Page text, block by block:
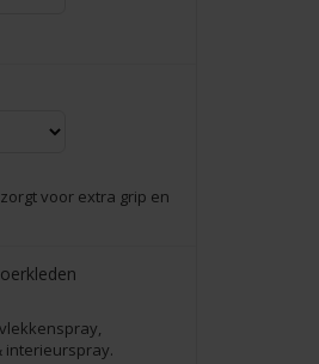
voor extra grip en
interieurspray.